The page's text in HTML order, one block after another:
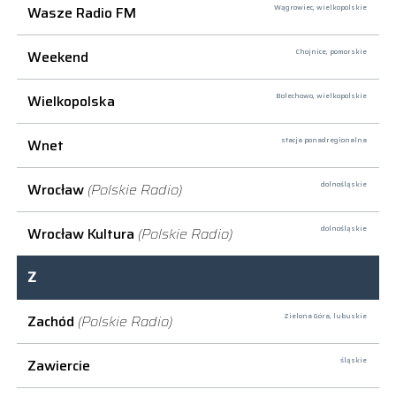
Wasze Radio FM Wągrowiec, wielkopolskie
Weekend Chojnice, pomorskie
Wielkopolska Bolechowo, wielkopolskie
Wnet stacja ponadregionalna
Wrocław (Polskie Radio) dolnośląskie
Wrocław Kultura (Polskie Radio) dolnośląskie
Z
Zachód (Polskie Radio) Zielona Góra, lubuskie
Zawiercie śląskie